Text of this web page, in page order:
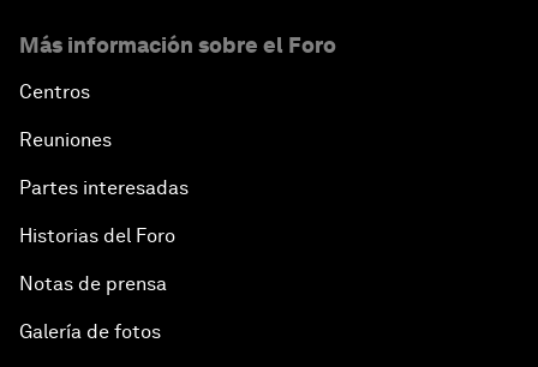
Más información sobre el Foro
Centros
Reuniones
Partes interesadas
Historias del Foro
Notas de prensa
Galería de fotos